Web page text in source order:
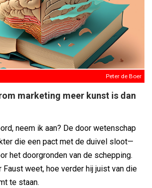
Peter de Boer
marketing meer kunst is dan
neem ik aan? De door wetenschap
die een pact met de duivel sloot—
het doorgronden van de schepping.
Faust weet, hoe verder hij juist van die
te staan.